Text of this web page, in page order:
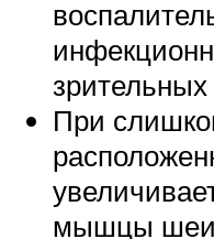
зрительных
При
мышцы шеи